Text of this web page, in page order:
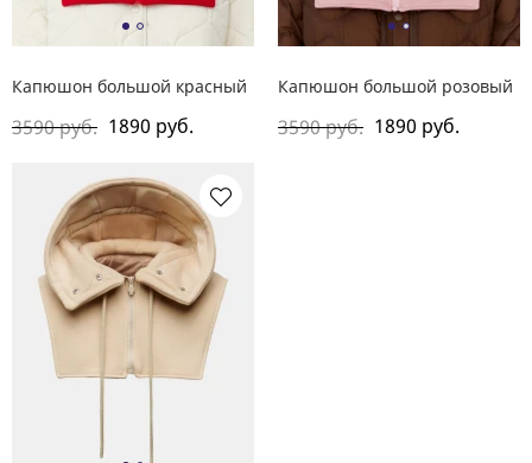
Капюшон большой красный
3590 руб. 1890 руб.
Капюшон большой розовый
3590 руб. 1890 руб.